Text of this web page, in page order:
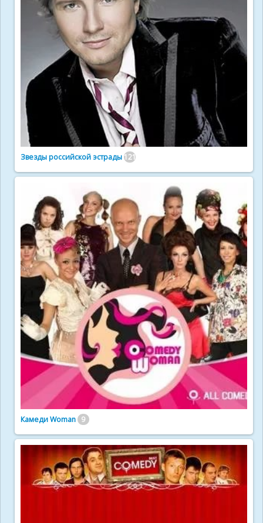
Звезды российской эстрады121
Камеди Woman 9